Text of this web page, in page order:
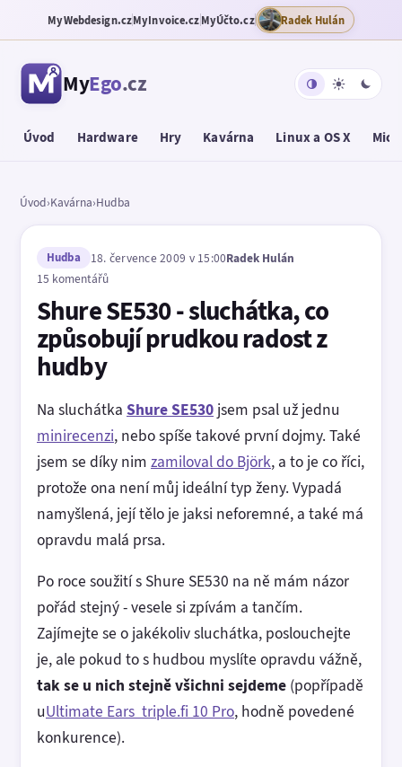
MyWebdesign.czMyInvoice.czMyÚčto.cz Radek Hulán
MyEgo.cz
Úvod Hardware Hry Kavárna Linux a OS X
Úvod›Kavárna›Hudba
Hudba 18. července 2009 v 15:00Radek Hulán
15 komentářů
Shure SE530 - sluchátka, co
způsobují prudkou radost z
hudby
Na sluchátka Shure SE530 jsem psal už jednu
minirecenzi, nebo spíše takové první dojmy. Také
jsem se díky nim zamiloval do Björk, a to je co říci,
protože ona není můj ideální typ ženy. Vypadá
namyšlená, její tělo je jaksi neforemné, a také má
opravdu malá prsa.
Po roce soužití s Shure SE530 na ně mám názor
pořád stejný - vesele si zpívám a tančím.
Zajímejte se o jakékoliv sluchátka, poslouchejte
je, ale pokud to s hudbou myslíte opravdu vážně,
tak se u nich stejně všichni sejdeme (popřípadě
uUltimate Ears triple.fi 10 Pro, hodně povedené
konkurence).